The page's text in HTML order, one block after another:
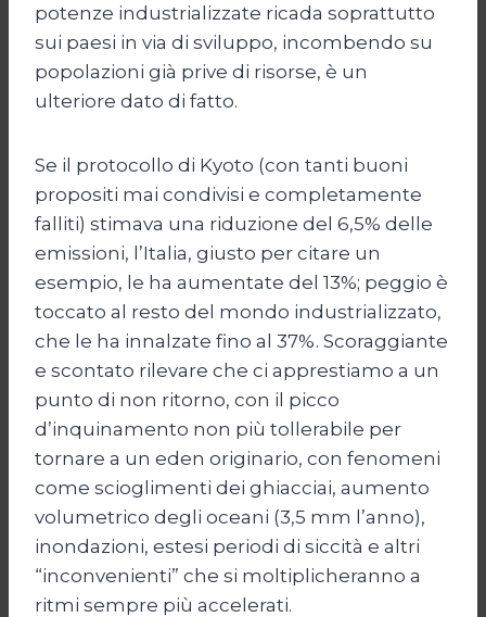
potenze industrializzate ricada soprattutto
sui paesi in via di sviluppo, incombendo su
popolazioni già prive di risorse, è un
ulteriore dato di fatto.
Se il protocollo di Kyoto (con tanti buoni
propositi mai condivisi e completamente
falliti) stimava una riduzione del 6,5% delle
emissioni, l’Italia, giusto per citare un
esempio, le ha aumentate del 13%; peggio è
toccato al resto del mondo industrializzato,
che le ha innalzate fino al 37%. Scoraggiante
e scontato rilevare che ci apprestiamo a un
punto di non ritorno, con il picco
d’inquinamento non più tollerabile per
tornare a un eden originario, con fenomeni
come scioglimenti dei ghiacciai, aumento
volumetrico degli oceani (3,5 mm l’anno),
inondazioni, estesi periodi di siccità e altri
“inconvenienti” che si moltiplicheranno a
ritmi sempre più accelerati.